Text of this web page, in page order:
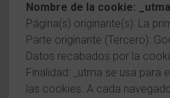
Nombre de la cookie: _utma
Página(s) originante(s): La
Parte originante (Tercero):
Datos recabados por la
Finalidad: _utma se usa para
las cookies. A cada